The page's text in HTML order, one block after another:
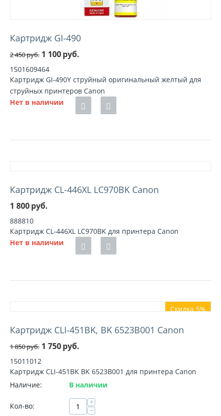
Картридж GI-490
2 450руб. 1 100руб.
1501609464
Картридж GI-490Y струйный оригинальный желтый для
струйных принтеров Canon
Нет в наличии
Картридж CL-446XL LC970BK Canon
1 800руб.
888810
Картридж CL-446XL LC970BK для принтера Canon
Нет в наличии
Скидка 5%
Картридж CLI-451BK, BK 6523B001 Canon
1 850руб. 1 750руб.
15011012
Картридж CLI-451BK BK 6523B001 для принтера Canon
Наличие:
В наличии
Кол-во: +
−